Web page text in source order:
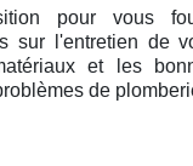
pour vous
sur l'entretien de
et les
de